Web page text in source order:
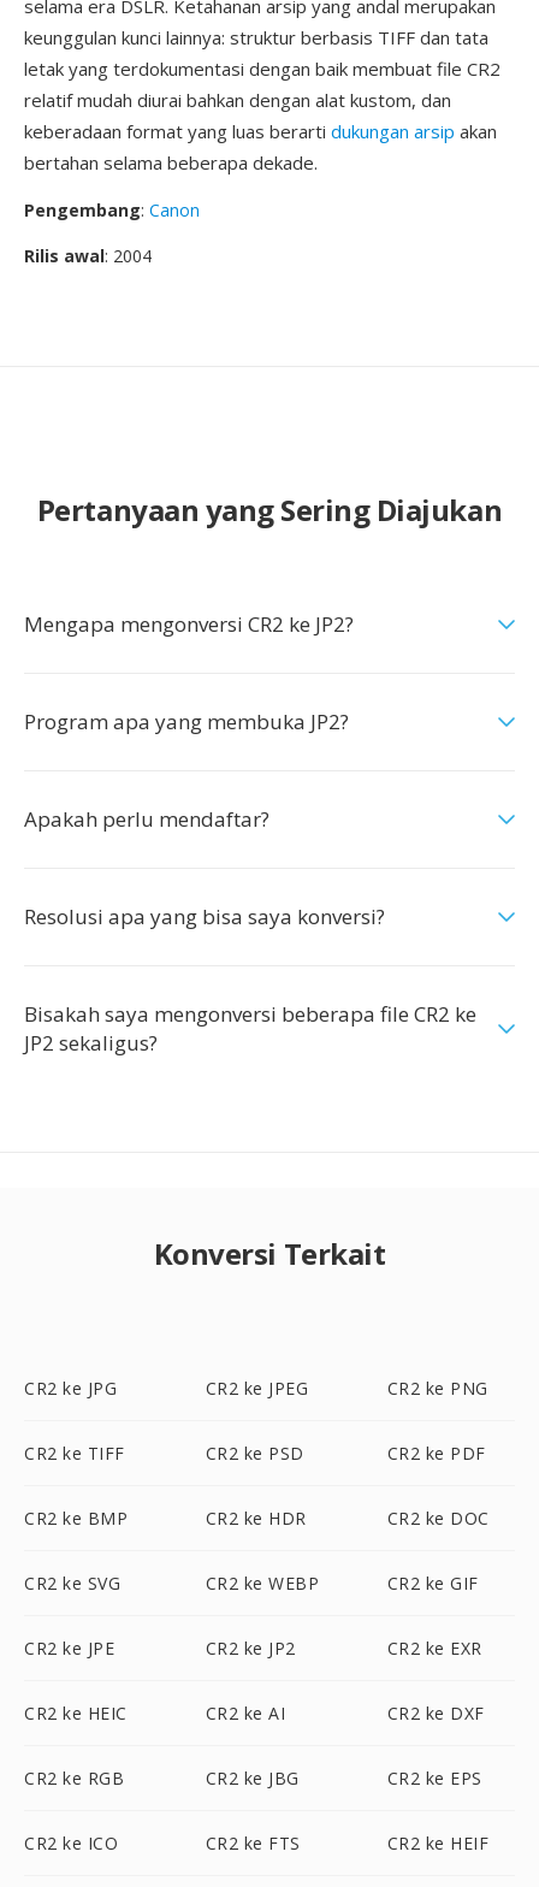
selama era DSLR. Ketahanan arsip yang andal merupakan
keunggulan kunci lainnya: struktur berbasis TIFF dan tata
letak yang terdokumentasi dengan baik membuat file CR2
relatif mudah diurai bahkan dengan alat kustom, dan
keberadaan format yang luas berarti dukungan arsip akan
bertahan selama beberapa dekade.
Pengembang: Canon
Rilis awal: 2004
Pertanyaan yang Sering Diajukan
Mengapa mengonversi CR2 ke JP2?
Program apa yang membuka JP2?
Apakah perlu mendaftar?
Resolusi apa yang bisa saya konversi?
Bisakah saya mengonversi beberapa file CR2 ke
JP2 sekaligus?
Konversi Terkait
CR2 ke JPG CR2 ke JPEG CR2 ke PNG
CR2 ke TIFF CR2 ke PSD CR2 ke PDF
CR2 ke BMP CR2 ke HDR CR2 ke DOC
CR2 ke SVG CR2 ke WEBP CR2 ke GIF
CR2 ke JPE CR2 ke JP2 CR2 ke EXR
CR2 ke HEIC CR2 ke AI CR2 ke DXF
CR2 ke RGB CR2 ke JBG CR2 ke EPS
CR2 ke ICO CR2 ke FTS CR2 ke HEIF